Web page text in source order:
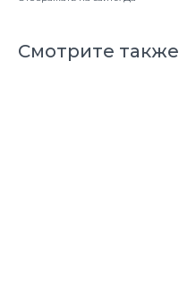
Смотрите также